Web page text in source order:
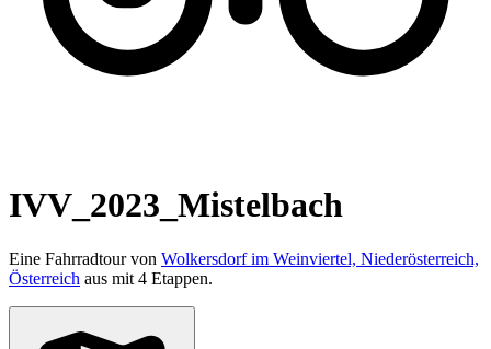
IVV_2023_Mistelbach
Eine Fahrradtour von Wolkersdorf im Weinviertel, Niederösterreich,
Österreich aus mit 4 Etappen.